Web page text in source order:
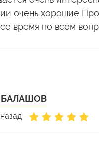
очень хорошие
время по всем
БАЛАШОВ